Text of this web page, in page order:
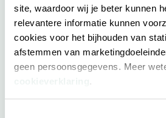
site, waardoor wij je beter kunnen
relevantere informatie kunnen
cookies voor het bijhouden van
afstemmen van
geen persoonsgegevens. Meer
.
Keuze
Waan jezelf in een andere wereld